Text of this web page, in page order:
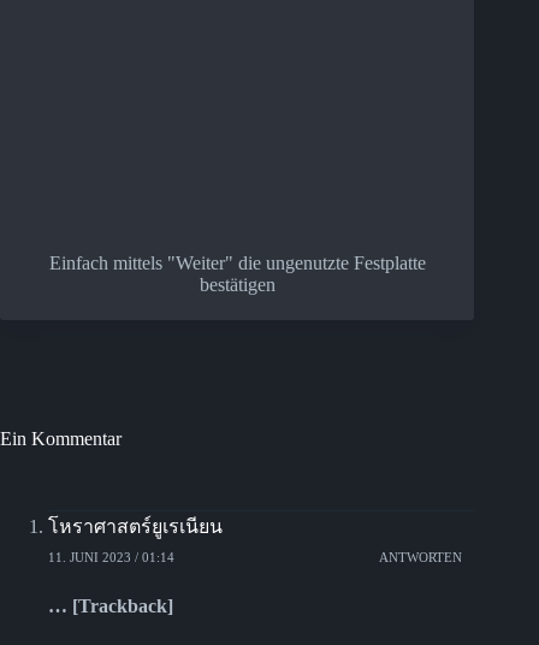
Einfach mittels "Weiter" die ungenutzte Festplatte
bestätigen
Ein Kommentar
โหราศาสตร์ยูเรเนียน
11. JUNI 2023 / 01:14 ANTWORTEN
… [Trackback]